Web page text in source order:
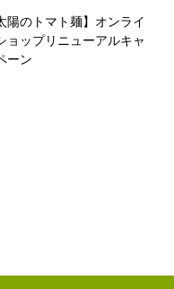
陽のトマト麺】オンライ
ョップリニューアルキャ
ーン